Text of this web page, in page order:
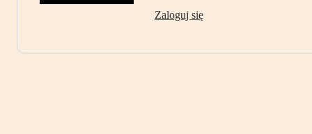
Zaloguj się